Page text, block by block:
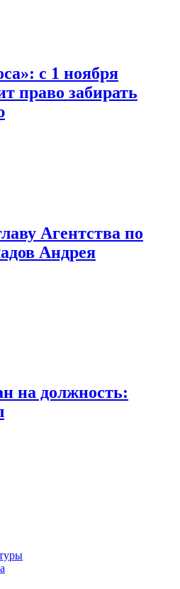
с 1 ноября
право забирать
Агентства по
Андрея
на должность: